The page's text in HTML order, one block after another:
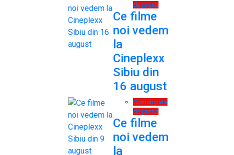
de presa
Ce filme
noi vedem
la
Cineplexx
Sibiu din
16 august
Comunicate
de presa
Ce filme
noi vedem
la